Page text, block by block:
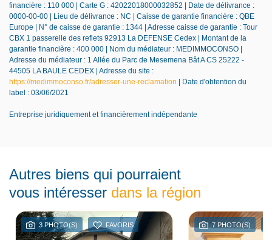
financière : 110 000 | Carte G : 42022018000032852 | Date de délivrance :
0000-00-00 | Lieu de délivrance : NC | Caisse de garantie financière : QBE
Europe | N° de caisse de garantie : 1344 | Adresse caisse de garantie : Tour
CBX 1 passerelle des reflets 92913 La DEFENSE Cedex | Montant de la
garantie financière : 400 000 | Nom du médiateur : MEDIMMOCONSO |
Adresse du médiateur : 1 Allée du Parc de Mesemena Bât A CS 25222 -
44505 LA BAULE CEDEX | Adresse du site :
https://medimmoconso.fr/adresser-une-reclamation | Date d'obtention du
label : 03/06/2021
Entreprise juridiquement et financièrement indépendante
Autres biens qui pourraient
vous intéresser dans la région
3 PHOTO(S) FAVORIS 7 PHOTO(S)